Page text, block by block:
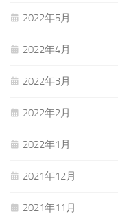
2022年5月
2022年4月
2022年3月
2022年2月
2022年1月
2021年12月
2021年11月